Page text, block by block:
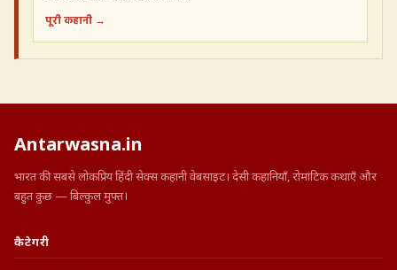
पूरी कहानी →
Antarwasna.in
भारत की सबसे लोकप्रिय हिंदी सेक्स कहानी वेबसाइट। देसी कहानियाँ, रोमांटिक कथाएँ और
बहुत कुछ — बिल्कुल मुफ्त।
कैटेगरी